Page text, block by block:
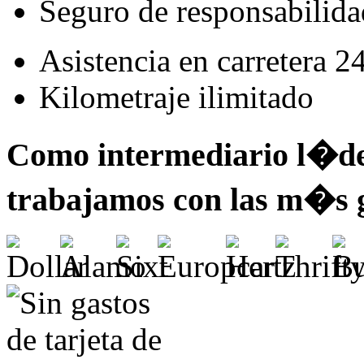
Seguro de
Asistencia en carretera
Kilometraje ilimitado
Como intermediario
trabajamos con las m�s